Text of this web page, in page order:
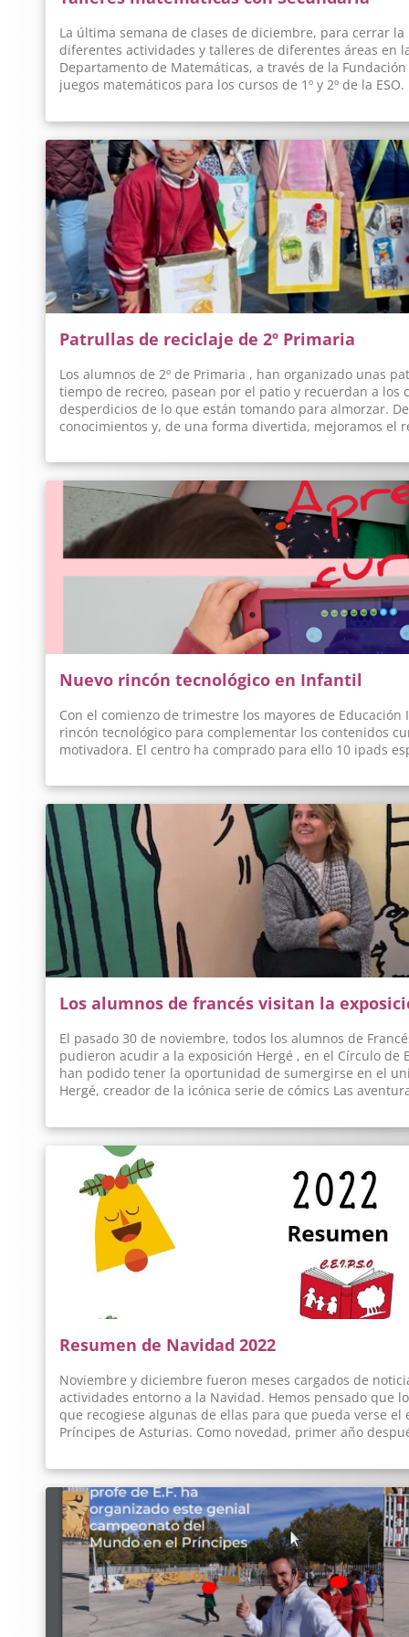
La última semana de clases de diciembre, para cerrar la
diferentes actividades y talleres de diferentes áreas en
Departamento de Matemáticas, a través de la
juegos matemáticos para los cursos de 1º y 2º de la
acercar a los alumnos a esta disciplina, aumentar su
destrezas asociadas a esta ciencia. Los alumnos,
especialistas, pudieron enfrentarse a diferentes juegos
álgebra, cálculo y geometría.
Patrullas de reciclaje de 2º Primaria
Los alumnos de 2º de Primaria , han organizado unas
tiempo de recreo, pasean por el patio y recuerdan a los
desperdicios de lo que están tomando para almorzar.
conocimientos y, de una forma divertida, mejoramos el
Nuevo rincón tecnológico en Infantil
Con el comienzo de trimestre los mayores de
rincón tecnológico para complementar los contenidos
motivadora. El centro ha comprado para ello 10 ipads
Los alumnos de francés visitan la
El pasado 30 de noviembre, todos los alumnos de
pudieron acudir a la exposición Hergé , en el Círculo de
han podido tener la oportunidad de sumergirse en el
Hergé, creador de la icónica serie de cómics Las
podido apreciar el proceso creativo de Las aventuras
objetos, documentos, dibujos originales y muchas
Resumen de Navidad 2022
Noviembre y diciembre fueron meses cargados de
actividades entorno a la Navidad. Hemos pensado que
que recogiese algunas de ellas para que pueda verse
Príncipes de Asturias. Como novedad, primer año